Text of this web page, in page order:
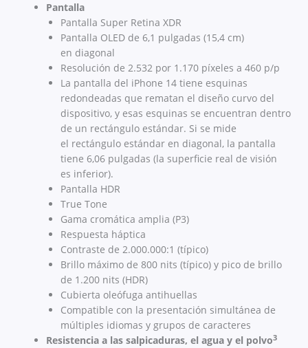
Pantalla
Pantalla Super Retina XDR
Pantalla OLED de 6,1 pulgadas (15,4 cm)
en diagonal
Resolución de 2.532 por 1.170 píxeles a 460 p/p
La pantalla del iPhone 14 tiene esquinas
redondeadas que rematan el diseño curvo del
dispositivo, y esas esquinas se encuentran dentro
de un rectángulo estándar. Si se mide
el rectángulo estándar en diagonal, la pantalla
tiene 6,06 pulgadas (la superficie real de visión
es inferior).
Pantalla HDR
True Tone
Gama cromática amplia (P3)
Respuesta háptica
Contraste de 2.000.000:1 (típico)
Brillo máximo de 800 nits (típico) y pico de brillo
de 1.200 nits (HDR)
Cubierta oleófuga antihuellas
Compatible con la presentación simultánea de
múltiples idiomas y grupos de caracteres
Resistencia a las salpicaduras, el agua y el polvo3